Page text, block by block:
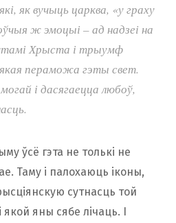
як вучыць царква, «у граху
ж эмоцыі – ад надзеі на
Хрыста і трыумф
пераможа гэты свет.
і дасягаецца любоў,
ўсё гэта не толькі не
Таму і палохаюць іконы,
сутнасць той
яны сябе лічаць. І